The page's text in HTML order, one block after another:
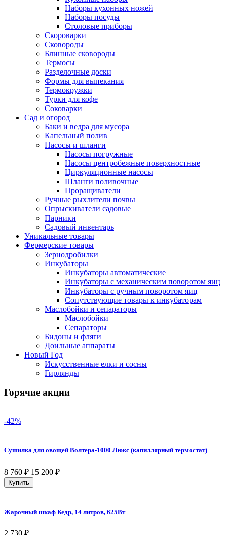
Наборы кухонных ножей
Наборы посуды
Столовые приборы
Скороварки
Сковороды
Блинные сковороды
Термосы
Разделочные доски
Формы для выпекания
Термокружки
Турки для кофе
Соковарки
Сад и огород
Баки и ведра для мусора
Капельный полив
Насосы и шланги
Насосы погружные
Насосы центробежные поверхностные
Циркуляционные насосы
Шланги поливочные
Проращиватели
Ручные рыхлители почвы
Опрыскиватели садовые
Парники
Садовый инвентарь
Уникальные товары
Фермерские товары
Зернодробилки
Инкубаторы
Инкубаторы автоматические
Инкубаторы с механическим поворотом яиц
Инкубаторы с ручным поворотом яиц
Сопутствующие товары к инкубаторам
Маслобойки и сепараторы
Маслобойки
Сепараторы
Бидоны и фляги
Доильные аппараты
Новый Год
Искусственные елки и сосны
Гирлянды
Горячие акции
-42%
Сушилка для овощей Волтера-1000 Люкс (капиллярный термостат)
8 760 ₽ 15 200 ₽
Купить
Жарочный шкаф Кедр, 14 литров, 625Вт
2 730 ₽